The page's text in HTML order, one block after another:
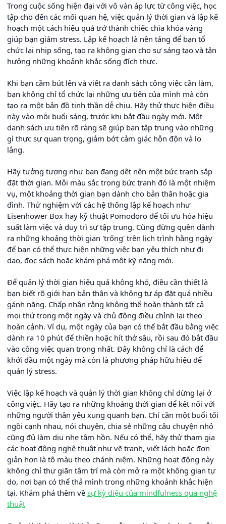
Trong cuộc sống hiện đại với vô vàn áp lực từ công việc, học
tập cho đến các mối quan hệ, việc quản lý thời gian và lập kế
hoạch một cách hiệu quả trở thành chiếc chìa khóa vàng
giúp bạn giảm stress. Lập kế hoạch là nền tảng để bạn tổ
chức lại nhịp sống, tạo ra không gian cho sự sáng tạo và tận
hưởng những khoảnh khắc sống đích thực.
Khi bạn cầm bút lên và viết ra danh sách công việc cần làm,
bạn không chỉ tổ chức lại những ưu tiên của mình mà còn
tạo ra một bản đồ tinh thần dễ chịu. Hãy thử thực hiện điều
này vào mỗi buổi sáng, trước khi bắt đầu ngày mới. Một
danh sách ưu tiên rõ ràng sẽ giúp bạn tập trung vào những
gì thực sự quan trọng, giảm bớt cảm giác hỗn độn và lo
lắng.
Hãy tưởng tượng như bạn đang dệt nên một bức tranh sắp
đặt thời gian. Mỗi màu sắc trong bức tranh đó là một nhiệm
vụ, một khoảng thời gian bạn dành cho bản thân hoặc gia
đình. Thử nghiệm với các hệ thống lập kế hoạch như
Eisenhower Box hay kỹ thuật Pomodoro để tối ưu hóa hiệu
suất làm việc và duy trì sự tập trung. Cũng đừng quên dành
ra những khoảng thời gian 'trống' trên lịch trình hằng ngày
để bạn có thể thực hiện những việc bạn yêu thích như đi
dạo, đọc sách hoặc khám phá một kỹ năng mới.
Để quản lý thời gian hiệu quả không khó, điều cần thiết là
bạn biết rõ giới hạn bản thân và không tự áp đặt quá nhiều
gánh nặng. Chấp nhận rằng không thể hoàn thành tất cả
mọi thứ trong một ngày và chủ động điều chỉnh lại theo
hoàn cảnh. Ví dụ, một ngày của bạn có thể bắt đầu bằng việc
dành ra 10 phút để thiền hoặc hít thở sâu, rồi sau đó bắt đầu
vào công việc quan trọng nhất. Đây không chỉ là cách để
khởi đầu một ngày mà còn là phương pháp hữu hiệu để
quản lý stress.
Việc lập kế hoạch và quản lý thời gian không chỉ dừng lại ở
công việc. Hãy tạo ra những khoảng thời gian để kết nối với
những người thân yêu xung quanh bạn. Chỉ cần một buổi tối
ngồi cạnh nhau, nói chuyện, chia sẻ những câu chuyện nhỏ
cũng đủ làm dịu nhẹ tâm hồn. Nếu có thể, hãy thử tham gia
các hoạt động nghệ thuật như vẽ tranh, viết lách hoặc đơn
giản hơn là tô màu theo chánh niệm. Những hoạt động này
không chỉ thư giãn tâm trí mà còn mở ra một không gian tự
do, nơi bạn có thể thả mình trong những khoảnh khắc hiện
tại. Khám phá thêm về sự kỳ diệu của mindfulness qua nghệ
thuật